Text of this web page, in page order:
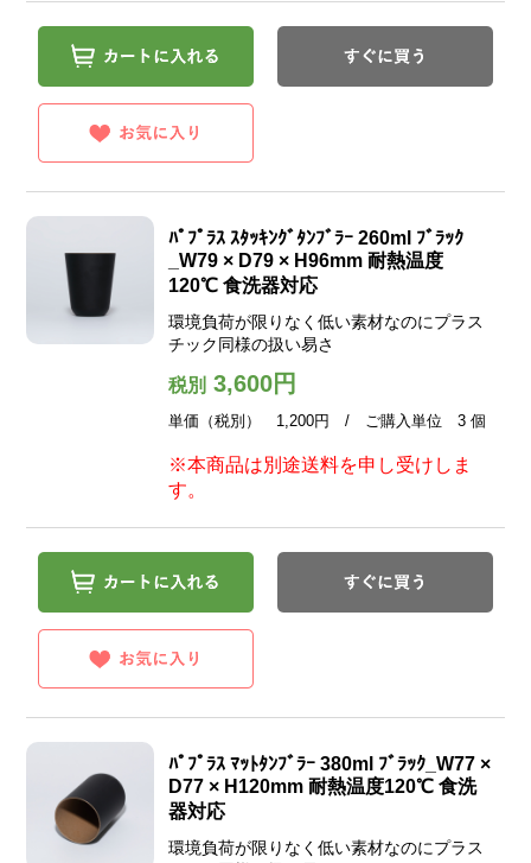
ﾊﾟﾌﾟﾗｽ ｽﾀｯｷﾝｸﾞﾀﾝﾌﾞﾗｰ 260ml ﾌﾞﾗｯｸ
_W79 × D79 × H96mm 耐熱温度
120℃ 食洗器対応
環境負荷が限りなく低い素材なのにプラス
チック同様の扱い易さ
税別3,600円
単価（税別） 1,200円 / ご購入単位 3 個
※本商品は別途送料を申し受けしま
す。
ﾊﾟﾌﾟﾗｽ ﾏｯﾄﾀﾝﾌﾞﾗｰ 380ml ﾌﾞﾗｯｸ_W77 ×
D77 × H120mm 耐熱温度120℃ 食洗
器対応
環境負荷が限りなく低い素材なのにプラス